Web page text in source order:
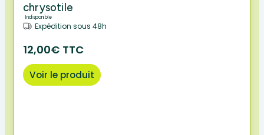
chrysotile
Indisponible
Expédition sous 48h
12,00€ TTC
Voir le produit